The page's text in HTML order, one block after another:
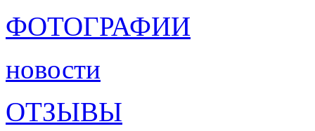
ФОТОГРАФИИ
новости
ОТЗЫВЫ